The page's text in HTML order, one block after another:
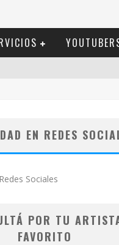
EN REDES
POR TU
FAVORITO